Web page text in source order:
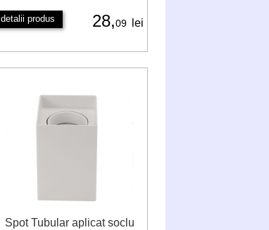
detalii produs 28,09 lei
Spot Tubular aplicat soclu